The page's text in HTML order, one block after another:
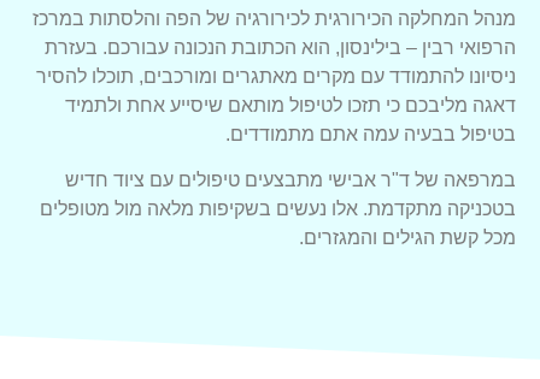
מנהל המחלקה הכירורגית לכירורגיה של הפה והלסתות במרכז
הרפואי רבין – בילינסון, הוא הכתובת הנכונה עבורכם. בעזרת
ניסיונו להתמודד עם מקרים מאתגרים ומורכבים, תוכלו להסיר
דאגה מליבכם כי תזכו לטיפול מותאם שיסייע אחת ולתמיד
בטיפול בבעיה עמה אתם מתמודדים.
במרפאה של ד"ר אבישי מתבצעים טיפולים עם ציוד חדיש
בטכניקה מתקדמת. אלו נעשים בשקיפות מלאה מול מטופלים
מכל קשת הגילים והמגזרים.